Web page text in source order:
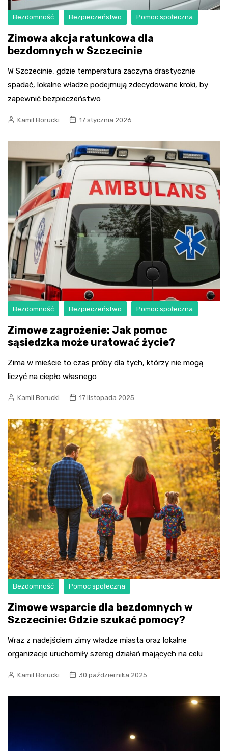
Bezdomność Bezpieczeństwo Pomoc społeczna
Zimowa akcja ratunkowa dla
bezdomnych w Szczecinie
W Szczecinie, gdzie temperatura zaczyna drastycznie
spadać, lokalne władze podejmują zdecydowane kroki, by
zapewnić bezpieczeństwo
Kamil Borucki 17 stycznia 2026
Bezdomność Bezpieczeństwo Pomoc społeczna
Zimowe zagrożenie: Jak pomoc
sąsiedzka może uratować życie?
Zima w mieście to czas próby dla tych, którzy nie mogą
liczyć na ciepło własnego
Kamil Borucki 17 listopada 2025
Bezdomność Pomoc społeczna
Zimowe wsparcie dla bezdomnych w
Szczecinie: Gdzie szukać pomocy?
Wraz z nadejściem zimy władze miasta oraz lokalne
organizacje uruchomiły szereg działań mających na celu
Kamil Borucki 30 października 2025